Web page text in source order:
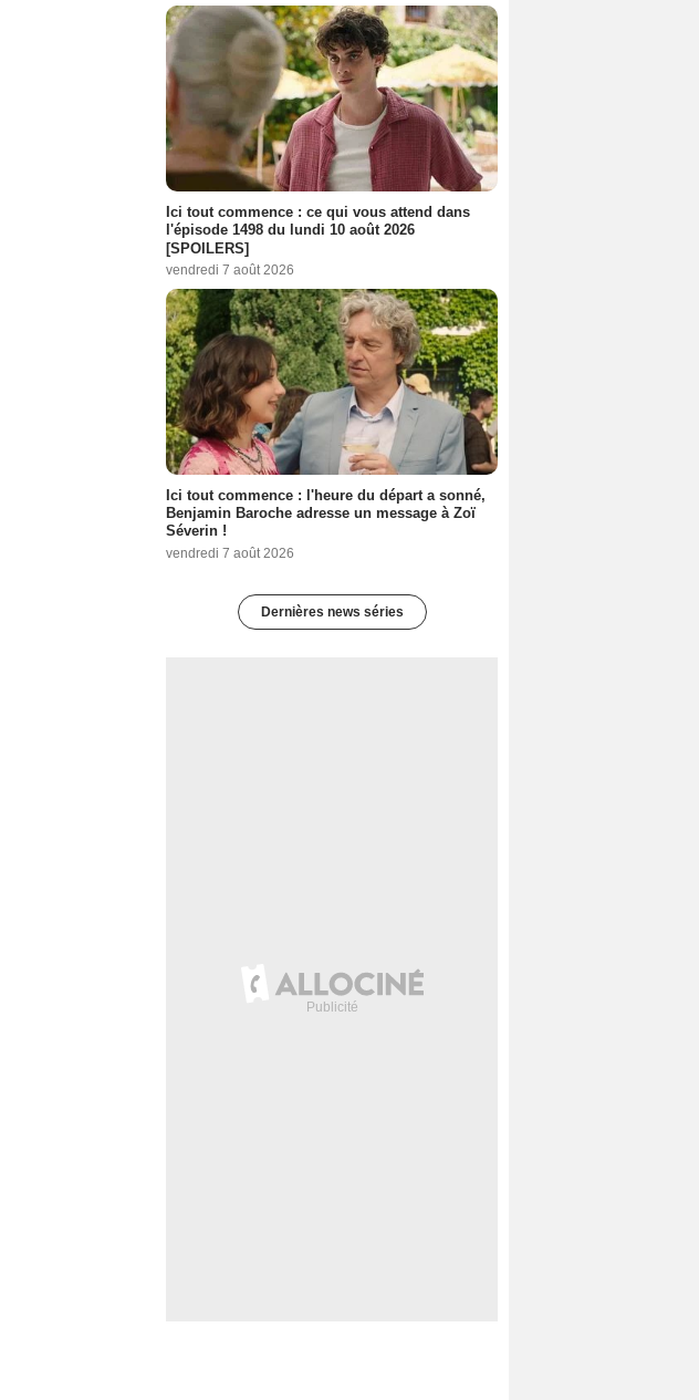
Ici tout commence : ce qui vous attend dans
l'épisode 1498 du lundi 10 août 2026
[SPOILERS]
vendredi 7 août 2026
Ici tout commence : l'heure du départ a sonné,
Benjamin Baroche adresse un message à Zoï
Séverin !
vendredi 7 août 2026
Dernières news séries